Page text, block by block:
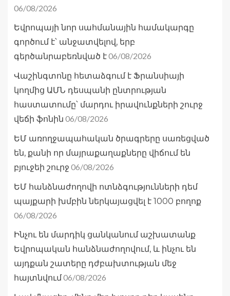
06/08/2026
Եվրոպայի նոր սահմանային համակարգը
գործում է՝ անջատվելով, երբ
գերծանրաբեռնված է06/08/2026
Վաշինգտոնը հետաձգում է Ֆրանսիայի
կողմից ԱՄՆ դեսպանի ընտրության
հաստատումը՝ մարդու իրավունքների շուրջ
վեճի ֆոնին 06/08/2026
ԵՄ առողջապահական ծրագրերը սառեցված
են, քանի որ մայրաքաղաքները վիճում են
բյուջեի շուրջ 06/08/2026
ԵՄ հանձնաժողովի ոտնձգությունների դեմ
պայքարի խմբին ներկայացվել է 1000 բողոք
06/08/2026
Ինչու են մարդիկ ցանկանում աշխատանք
Եվրոպական հանձնաժողովում, և ինչու են
այդքան շատերը դժբախտության մեջ
հայտնվում06/08/2026